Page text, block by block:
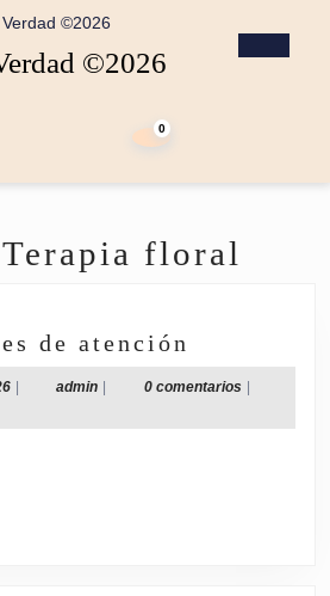
©2026
de
0
Terapia floral
de atención
valores
de
atención
15
marzo
| adminadmin
| 0 comentarios |